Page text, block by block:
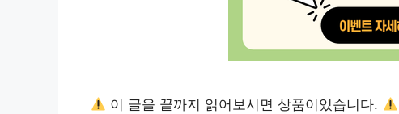
이 글을 끝까지 읽어보시면 상품이있습니다.